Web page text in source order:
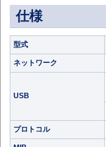
仕様
型式
ネットワーク
USB
プロトコル